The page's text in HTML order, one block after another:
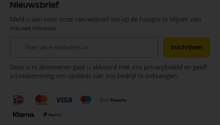
Nieuwsbrief
Meld u aan voor onze nieuwsbrief om op de hoogte te blijven van
nieuwe releases.
onze
nieuwsbrief
Inschrijven
Door u te abonneren gaat u akkoord met ons privacybeleid en geeft
u toestemming om updates van ons bedrijf te ontvangen.